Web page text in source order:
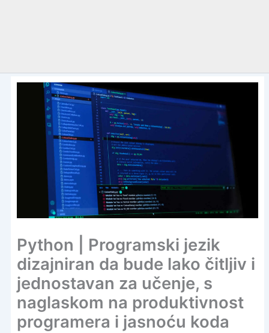
Python | Programski jezik
dizajniran da bude lako čitljiv i
jednostavan za učenje, s
naglaskom na produktivnost
programera i jasnoću koda